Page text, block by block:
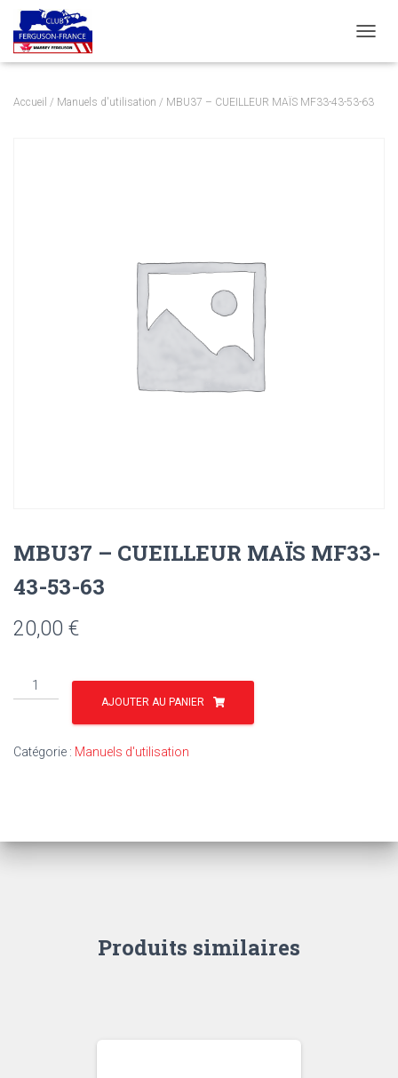
Accueil / Manuels d'utilisation / MBU37 – CUEILLEUR MAÏS MF33-43-53-63
MBU37 – CUEILLEUR MAÏS MF33-
43-53-63
20,00 €
quantité
de
CUEILLEUR
AJOUTER AU PANIER
Catégorie : Manuels d'utilisation
Produits similaires